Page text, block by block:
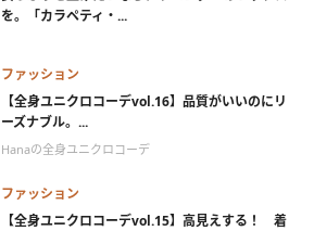
を。「カラペティ・...
ファッション
【全身ユニクロコーデvol.16】品質がいいのにリ
ーズナブル。...
Hanaの全身ユニクロコーデ
ファッション
【全身ユニクロコーデvol.15】高見えする！ 着